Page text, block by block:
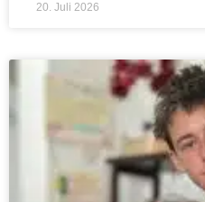
20. Juli 2026